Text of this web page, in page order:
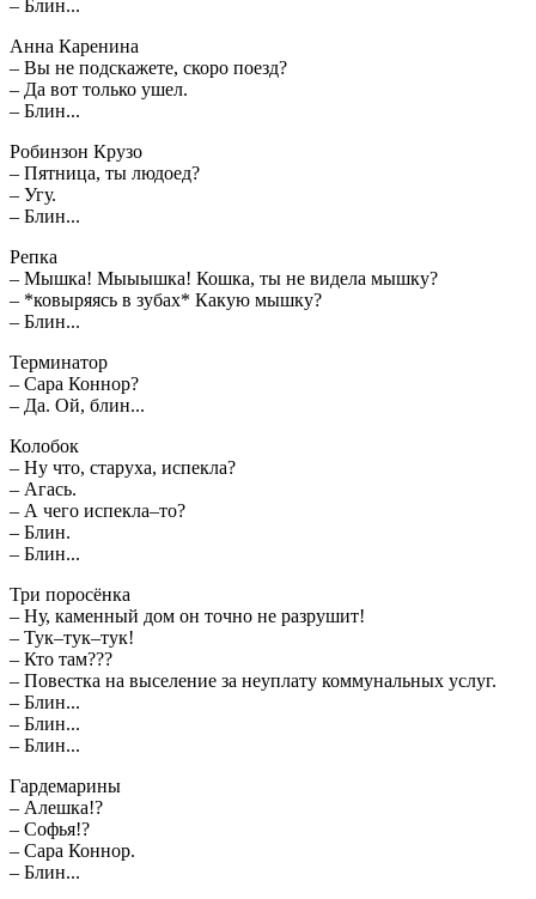
– Блин...
Анна Каренина
– Вы не подскажeте, скоро поезд?
– Да вот только ушел.
– Блин...
Робинзон Крузо
– Пятница, ты людоед?
– Угу.
– Блин...
Репка
– Мышка! Мыыышка! Кошка, ты не видела мышку?
– *ковыряясь в зубах* Какую мышку?
– Блин...
Терминатор
– Сара Коннор?
– Да. Ой, блин...
Колобок
– Ну что, старуха, испекла?
– Агась.
– А чего испекла–то?
– Блин.
– Блин...
Три поросёнка
– Ну, каменный дом он точно не разрушит!
– Тук–тук–тук!
– Кто там???
– Повестка на выселение за неуплату коммунальных услуг.
– Блин...
– Блин...
– Блин...
Гардемарины
– Алешка!?
– Софья!?
– Сара Коннор.
– Блин...